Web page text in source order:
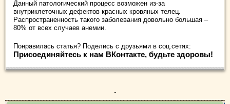
Данный патологический процесс возможен из-за
внутриклеточных дефектов красных кровяных телец.
Распространенность такого заболевания довольно большая –
80% от всех случаев анемии.
Понравилась статья? Поделись с друзьями в соц.сетях:
Присоединяйтесь к нам ВКонтакте, будьте здоровы!
.